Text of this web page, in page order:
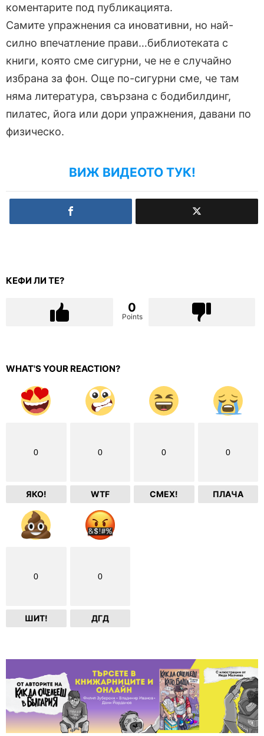
коментарите под публикацията.
Самите упражнения са иновативни, но най-
силно впечатление прави…библиотеката с
книги, която сме сигурни, че не е случайно
избрана за фон. Още по-сигурни сме, че там
няма литература, свързана с бодибилдинг,
пилатес, йога или дори упражнения, давани по
физическо.
ВИЖ ВИДЕОТО ТУК!
КЕФИ ЛИ ТЕ?
0
Points
WHAT'S YOUR REACTION?
0
ЯКО!
0
WTF
0
СМЕХ!
0
ПЛАЧА
0
ШИТ!
0
ДГД